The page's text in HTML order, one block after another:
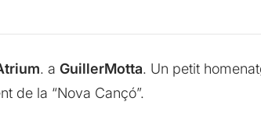
. a GuillerMotta. Un petit
de la “Nova Cançó”.